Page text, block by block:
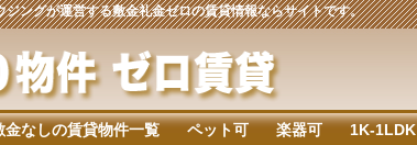
ングが運営する敷金礼金ゼロの賃貸情報ならサイトです。
金なしの賃貸物件一覧 ペット可 楽器可 1K-1LDK